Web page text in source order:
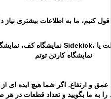
نمایشگاه کارتن توتم
و ارتفاع. اگر شما هیچ ایده ای از
به ما بگویید و تعداد قطعات در هر